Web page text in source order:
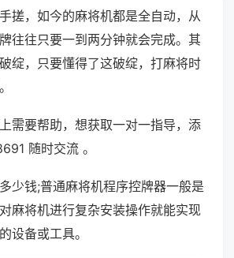
搓，如今的麻将机都是全自动，从
往往只要一到两分钟就会完成。其
绽，只要懂得了这破绽，打麻将时
需要帮助，想获取一对一指导，添
随时交流 。
少钱;普通麻将机程序控牌器一般是
麻将机进行复杂安装操作就能实现
设备或工具。